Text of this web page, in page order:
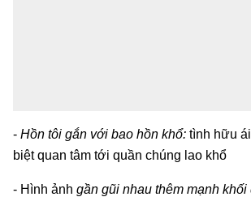
- Hồn tôi gắn với bao hồn khổ: tình hữu
biệt quan tâm tới quần chúng lao khổ
- Hình ảnh gần gũi nhau thêm mạnh khối